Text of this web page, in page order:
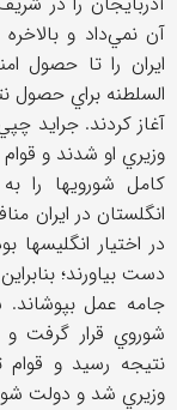
آن نمي‌داد و
ايران را تا حصول
السلطنه براي حصول
آغاز کردند. جراید
وزيري او شدند و
کامل شورويها را
انگلستان در ايران
در اختيار انگليسها
دست بياورند؛
جامه عمل بپوشاند.
شوروي قرار گرفت و
نتيجه رسيد و
وزيري شد و دولت